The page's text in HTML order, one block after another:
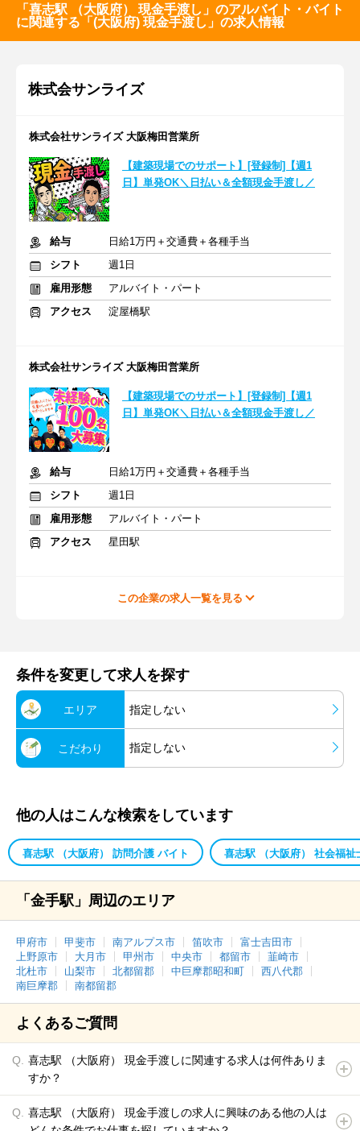
「喜志駅 （大阪府） 現金手渡し」のアルバイト・バイト
に関連する「(大阪府) 現金手渡し」の求人情報
株式会サンライズ
株式会社サンライズ 大阪梅田営業所
【建築現場でのサポート】[登録制]【週1
日】単発OK＼日払い＆全額現金手渡し／
給与
日給1万円＋交通費＋各種手当
シフト
週1日
雇用形態
アルバイト・パート
アクセス
淀屋橋駅
株式会社サンライズ 大阪梅田営業所
【建築現場でのサポート】[登録制]【週1
日】単発OK＼日払い＆全額現金手渡し／
給与
日給1万円＋交通費＋各種手当
シフト
週1日
雇用形態
アルバイト・パート
アクセス
星田駅
この企業の求人一覧を見る
条件を変更して求人を探す
エリア 指定しない
こだわり 指定しない
他の人はこんな検索をしています
喜志駅 （大阪府） 訪問介護 バイト 喜志駅 （大阪府） 社会福祉
「金手駅」周辺のエリア
甲府市 甲斐市 南アルプス市 笛吹市
富士吉田市
上野原市
大月市 甲州市 中央市 都留市
韮崎市
北杜市
山梨市 北都留郡 中巨摩郡昭和町
西八代郡
南巨摩郡
南都留郡
よくあるご質問
喜志駅 （大阪府） 現金手渡しに関連する求人は何件ありま
すか？
喜志駅 （大阪府） 現金手渡しの求人に興味のある他の人は